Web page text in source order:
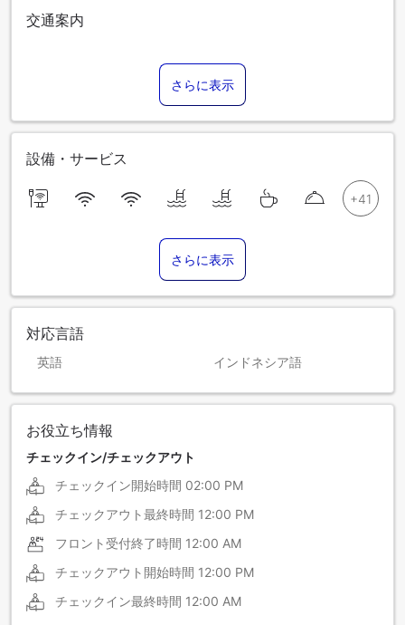
交通案内
さらに表示
設備・サービス
さらに表示
対応言語
英語 インドネシア語
お役立ち情報
チェックイン/チェックアウト
チェックイン開始時間 02:00 PM
チェックアウト最終時間 12:00 PM
フロント受付終了時間 12:00 AM
チェックアウト開始時間 12:00 PM
チェックイン最終時間 12:00 AM